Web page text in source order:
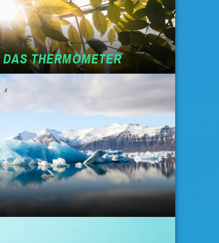
THERMOMETER